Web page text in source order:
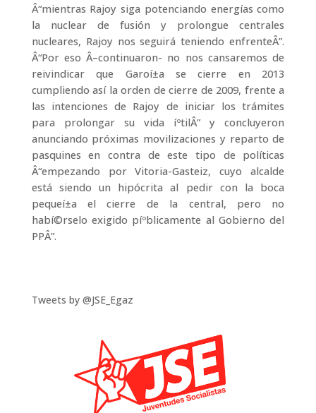
Â“mientras Rajoy siga potenciando energí­as como
la nuclear de fusión y prolongue centrales
nucleares, Rajoy nos seguirá teniendo enfrenteÂ”.
Â“Por eso Â–continuaron- no nos cansaremos de
reivindicar que Garoí±a se cierre en 2013
cumpliendo así­ la orden de cierre de 2009, frente a
las intenciones de Rajoy de iniciar los trámites
para prolongar su vida íºtilÂ” y concluyeron
anunciando próximas movilizaciones y reparto de
pasquines en contra de este tipo de polí­ticas
Â“empezando por Vitoria-Gasteiz, cuyo alcalde
está siendo un hipócrita al pedir con la boca
pequeí±a el cierre de la central, pero no
habí©rselo exigido píºblicamente al Gobierno del
PPÂ”.
Tweets by @JSE_Egaz